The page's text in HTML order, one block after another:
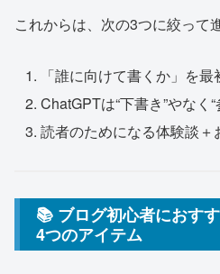
これからは、次の3つに絞って
「誰に向けて書くか」を最
ChatGPTは“下書き”やなく
読者のためになる体験談＋
📚 ブログ初心者におす
4つのアイテム